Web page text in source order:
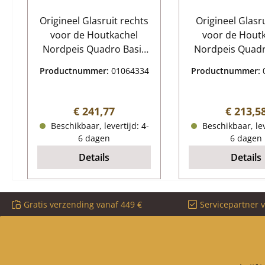
Origineel Glasruit rechts
voor de Houtkachel
Nordpeis Quadro Basic
Glasruit rechts
ruit, glasplaat
Afmetingen (B/L/H) 314
mm x 525 mm x 4 mm
Materiaal Glas
hittebestendig met logo
inclusief afdichting,
glashouder en schroeven
Productnummer: 01064334
Normale prijs:
€ 241,77
Beschikbaar, levertijd: 4-
6 dagen
Details
Origineel
voor de
Nordpeis
Glasruit
ruit,
Afmetingen (B/
mm x 525 mm
Materiaal
hittebestendig
afdichting,
Productnummer:
€
Beschikbaar,
6 dagen
Details
Gratis verzending vanaf 449 € Servicepartner